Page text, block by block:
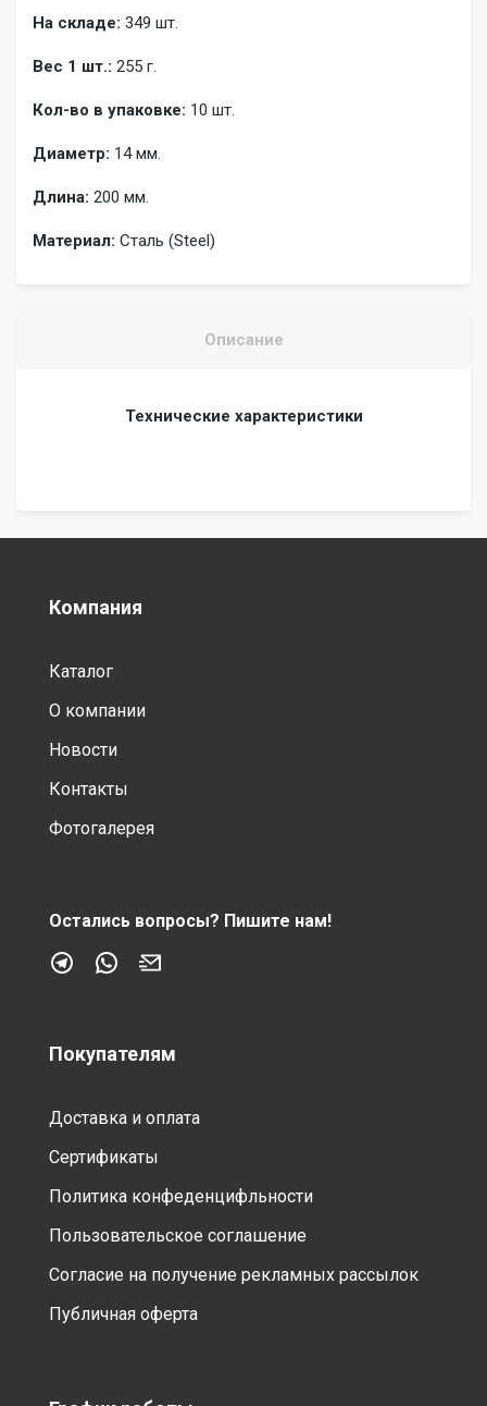
На складе: 349 шт.
Вес 1 шт.: 255 г.
Кол-во в упаковке: 10 шт.
Диаметр: 14 мм.
Длина: 200 мм.
Материал: Сталь (Steel)
Описание
Технические характеристики
Компания
Каталог
О компании
Новости
Контакты
Фотогалерея
Остались вопросы? Пишите нам!
Покупателям
Доставка и оплата
Сертификаты
Политика конфеденцифльности
Пользовательское соглашение
Согласие на получение рекламных рассылок
Публичная оферта